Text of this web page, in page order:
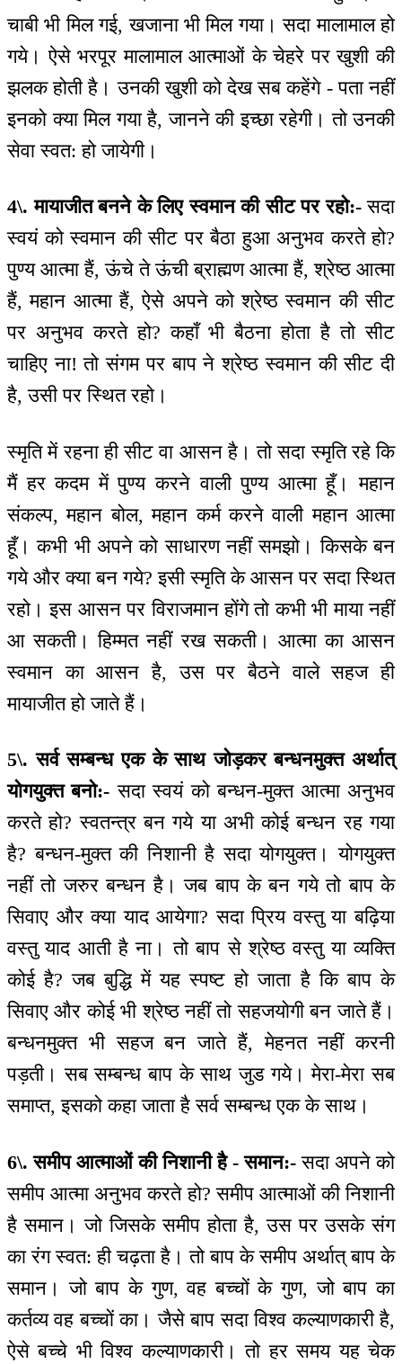
चाबी भी मिल गई, खजाना भी मिल गया। सदा मालामाल हो
गये। ऐसे भरपूर मालामाल आत्माओं के चेहरे पर खुशी की
झलक होती है। उनकी खुशी को देख सब कहेंगे - पता नहीं
इनको क्या मिल गया है, जानने की इच्छा रहेगी। तो उनकी
सेवा स्वत: हो जायेगी।
4\. मायाजीत बनने के लिए स्वमान की सीट पर रहो:-सदा
स्वयं को स्वमान की सीट पर बैठा हुआ अनुभव करते हो?
पुण्य आत्मा हैं, ऊंचे ते ऊंची ब्राह्मण आत्मा हैं, श्रेष्ठ आत्मा
हैं, महान आत्मा हैं, ऐसे अपने को श्रेष्ठ स्वमान की सीट
पर अनुभव करते हो? कहाँ भी बैठना होता है तो सीट
चाहिए ना! तो संगम पर बाप ने श्रेष्ठ स्वमान की सीट दी
है, उसी पर स्थित रहो।
स्मृति में रहना ही सीट वा आसन है। तो सदा स्मृति रहे कि
मैं हर कदम में पुण्य करने वाली पुण्य आत्मा हूँ। महान
संकल्प, महान बोल, महान कर्म करने वाली महान आत्मा
हूँ। कभी भी अपने को साधारण नहीं समझो। किसके बन
गये और क्या बन गये? इसी स्मृति के आसन पर सदा स्थित
रहो। इस आसन पर विराजमान होंगे तो कभी भी माया नहीं
आ सकती। हिम्मत नहीं रख सकती। आत्मा का आसन
स्वमान का आसन है, उस पर बैठने वाले सहज ही
मायाजीत हो जाते हैं।
5\. सर्व सम्बन्ध एक के साथ जोड़कर बन्धनमुक्त अर्थात्
योगयुक्त बनो:- सदा स्वयं को बन्धन-मुक्त आत्मा अनुभव
करते हो? स्वतन्‍त्र बन गये या अभी कोई बन्धन रह गया
है? बन्धन-मुक्त की निशानी है सदा योगयुक्त। योगयुक्त
नहीं तो जरुर बन्धन है। जब बाप के बन गये तो बाप के
सिवाए और क्या याद आयेगा? सदा प्रिय वस्तु या बढ़िया
वस्तु याद आती है ना। तो बाप से श्रेष्ठ वस्तु या व्यक्ति
कोई है? जब बुद्धि में यह स्पष्ट हो जाता है कि बाप के
सिवाए और कोई भी श्रेष्ठ नहीं तो सहजयोगी बन जाते हैं।
बन्धनमुक्त भी सहज बन जाते हैं, मेहनत नहीं करनी
पड़ती। सब सम्बन्ध बाप के साथ जुड गये। मेरा-मेरा सब
समाप्त, इसको कहा जाता है सर्व सम्बन्ध एक के साथ।
6\. समीप आत्माओं की निशानी है - समान:- सदा अपने को
समीप आत्मा अनुभव करते हो? समीप आत्माओं की निशानी
है समान। जो जिसके समीप होता है, उस पर उसके संग
का रंग स्वत: ही चढ़ता है। तो बाप के समीप अर्थात् बाप के
समान। जो बाप के गुण, वह बच्चों के गुण, जो बाप का
कर्तव्य वह बच्चों का। जैसे बाप सदा विश्व कल्याणकारी है,
ऐसे बच्चे भी विश्व कल्याणकारी। तो हर समय यह चेक